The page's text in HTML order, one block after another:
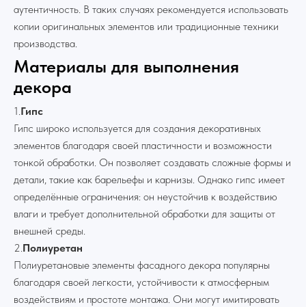
аутентичность. В таких случаях рекомендуется использовать
копии оригинальных элементов или традиционные техники
производства.
Материалы для выполнения
декора
1.Гипс
Гипс широко используется для создания декоративных
элементов благодаря своей пластичности и возможности
тонкой обработки. Он позволяет создавать сложные формы и
детали, такие как барельефы и карнизы. Однако гипс имеет
определённые ограничения: он неустойчив к воздействию
влаги и требует дополнительной обработки для защиты от
внешней среды.
2.Полиуретан
Полиуретановые элементы фасадного декора популярны
благодаря своей легкости, устойчивости к атмосферным
воздействиям и простоте монтажа. Они могут имитировать